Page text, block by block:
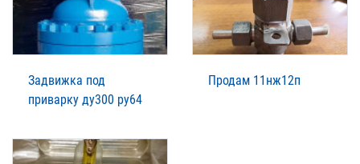
Задвижка под
приварку ду300 ру64
Продам 11нж12п